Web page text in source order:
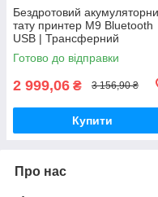
Бездротовий
тату принтер M9 Bluetooth
USB | Трансферний
термопринтер A4 для тату
ескізів
Готово до відправки
2 999,06 ₴ 3 156,90 ₴
Купити
Про нас